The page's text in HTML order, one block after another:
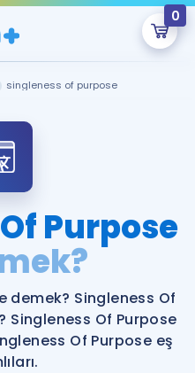
0
An Boş.
onlarca eğitim seni
Gramer
singleness of purpose
Purpose
demek? Singleness Of
Singleness Of Purpose
Of Purpose eş